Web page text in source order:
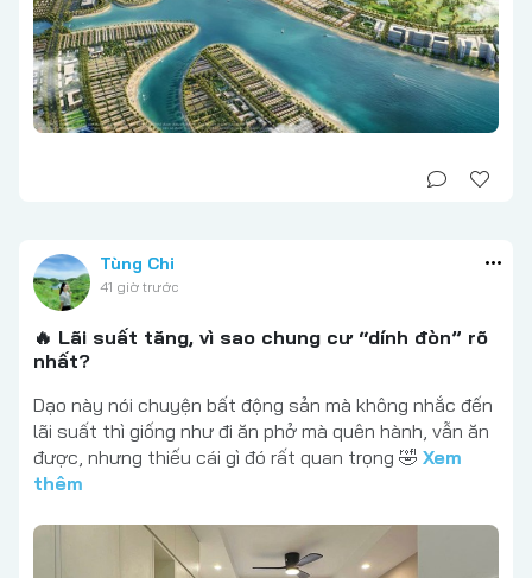
Tùng Chi
41 giờ trước
🔥 Lãi suất tăng, vì sao chung cư “dính đòn” rõ
nhất?
Dạo này nói chuyện bất động sản mà không nhắc đến
lãi suất thì giống như đi ăn phở mà quên hành, vẫn ăn
được, nhưng thiếu cái gì đó rất quan trọng 🤣 Xem
thêm